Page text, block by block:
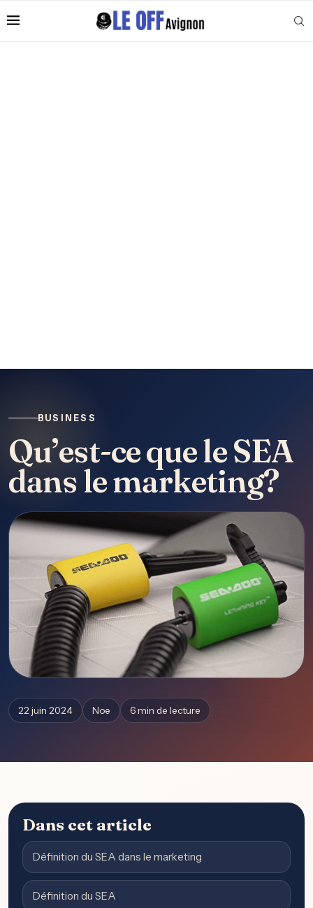
BUSINESS
Qu’est-ce que le SEA
dans le marketing?
22 juin 2024 Noe 6 min de lecture
Dans cet article
Définition du SEA dans le marketing
Définition du SEA